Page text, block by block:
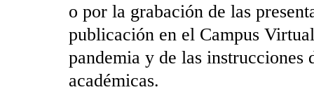
o por la grabación de las
publicación en el Campus
pandemia y de las instrucciones
académicas.